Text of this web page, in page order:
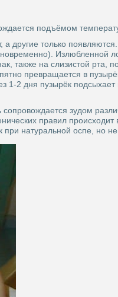
подъёмом
другие только
Излюбленной
также на слизистой рта,
превращается в
2 дня пузырёк подсыхает
зудом
правил происходит
натуральной оспе, но не